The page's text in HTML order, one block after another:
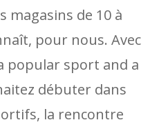
magasins de 10 à
pour nous. Avec
popular sport and a
débuter dans
la rencontre